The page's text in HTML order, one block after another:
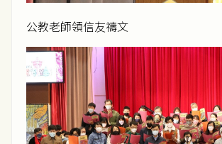
公教老師領信友禱文